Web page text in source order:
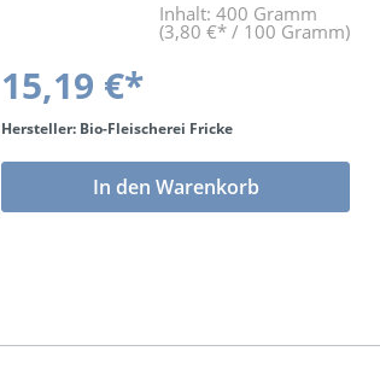
Inhalt: 400 Gramm
(3,80 €* / 100 Gramm)
15,19 €*
Hersteller: Bio-Fleischerei Fricke
In den Warenkorb